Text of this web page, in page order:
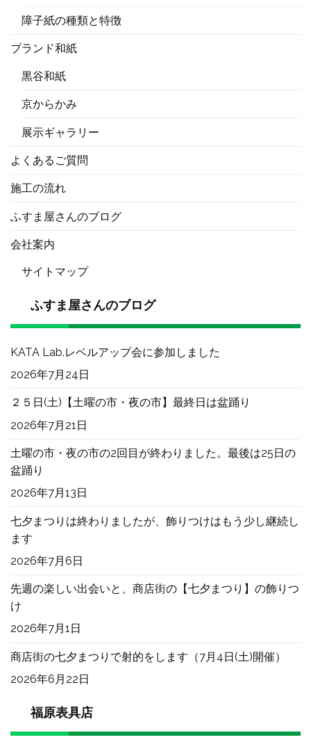
障子紙の種類と特徴
ブランド和紙
黒谷和紙
京からかみ
展示ギャラリー
よくあるご質問
施工の流れ
ふすま屋さんのブログ
会社案内
サイトマップ
ふすま屋さんのブログ
KATA Lab.レベルアップ会に参加しました
2026年7月24日
２５日(土)【土曜の市・夜の市】最終日は盆踊り
2026年7月21日
土曜の市・夜の市の2回目が終わりました。最後は25日の
盆踊り
2026年7月13日
七夕まつりは終わりましたが、飾りつけはもう少し継続し
ます
2026年7月6日
先週の楽しい出会いと、商店街の【七夕まつり】の飾りつ
け
2026年7月1日
商店街の七夕まつりで射的をします（7月4日(土)開催）
2026年6月22日
福原表具店